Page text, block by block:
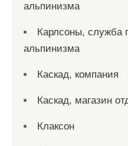
альпинизма
Карлсоны, служба
альпинизма
Каскад, компания
Каскад, магазин
Клаксон